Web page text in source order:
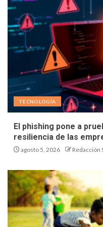
TECNOLOGÍA
El phishing pone a
resiliencia de las
agosto 5, 2026 Redacción